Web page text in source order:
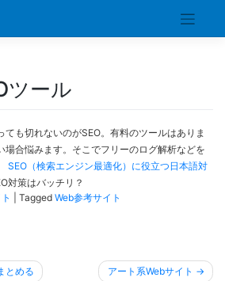
ツール
も切れないのがSEO。有料のツールはありま
場合悩みます。そこでフリーのログ解析などを
SEO（検索エンジン最適化）に役立つ日本語対
対策はバッチリ？
Tagged Web参考サイト
とめる アート系Webサイト